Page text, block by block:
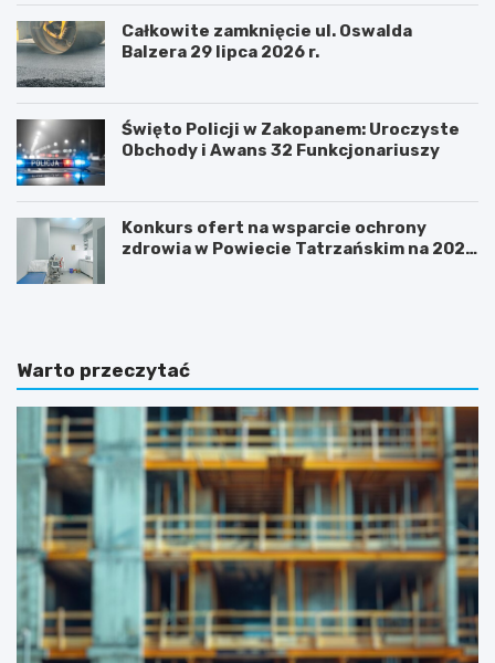
Całkowite zamknięcie ul. Oswalda
Balzera 29 lipca 2026 r.
Święto Policji w Zakopanem: Uroczyste
Obchody i Awans 32 Funkcjonariuszy
Konkurs ofert na wsparcie ochrony
zdrowia w Powiecie Tatrzańskim na 2026
Warto przeczytać